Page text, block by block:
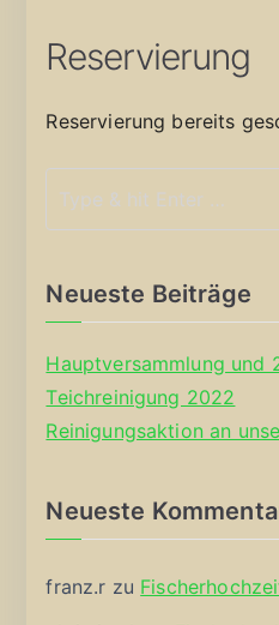
Reservierung
Reservierung bereits
Neueste Beiträge
Hauptversammlung und
Teichreinigung 2022
Reinigungsaktion an
Neueste
franz.r zu